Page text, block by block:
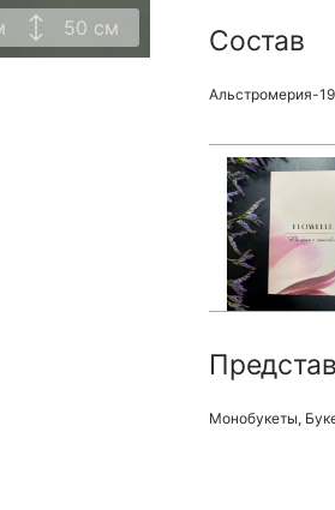
50 см Состав
Альстромерия-
Монобукеты,